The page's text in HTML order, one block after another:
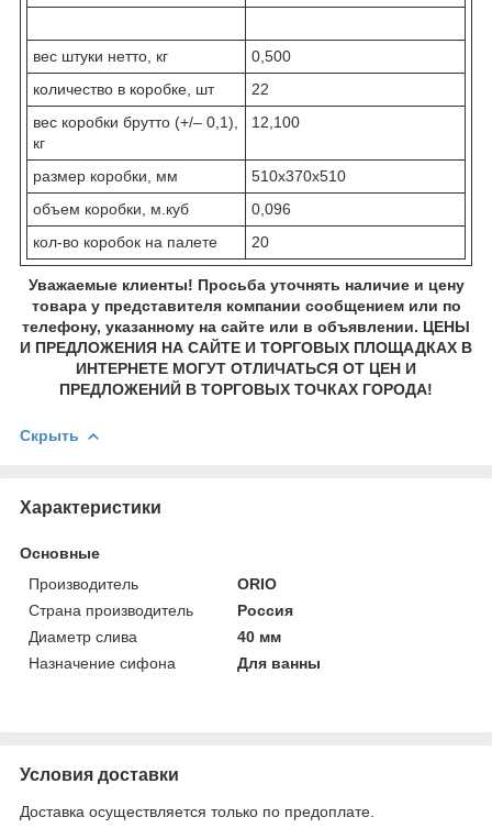
вес штуки нетто, кг
0,500
количество в коробке, шт
22
вес коробки брутто (+/– 0,1),
кг
12,100
размер коробки, мм
510x370x510
объем коробки, м.куб
0,096
кол-во коробок на палете
20
Уважаемые клиенты! Просьба уточнять наличие и цену
товара у представителя компании сообщением или по
телефону, указанному на сайте или в объявлении. ЦЕНЫ
И ПРЕДЛОЖЕНИЯ НА САЙТЕ И ТОРГОВЫХ ПЛОЩАДКАХ В
ИНТЕРНЕТЕ МОГУТ ОТЛИЧАТЬСЯ ОТ ЦЕН И
ПРЕДЛОЖЕНИЙ В ТОРГОВЫХ ТОЧКАХ ГОРОДА!
Скрыть
Характеристики
Основные
Производитель
ORIO
Страна производитель
Россия
Диаметр слива
40 мм
Назначение сифона
Для ванны
Условия доставки
Доставка осуществляется только по предоплате.